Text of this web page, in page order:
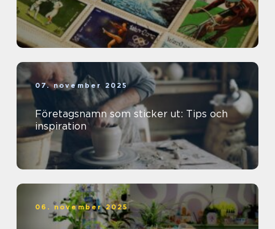
07. november 2025
Företagsnamn som sticker ut: Tips och
inspiration
06. november 2025